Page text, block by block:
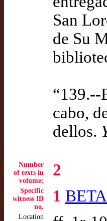
San
de Su
“139.--
cabo,
dellos.
Number
of texts in
volume:
2
Specific
witness ID
no.
1
Location